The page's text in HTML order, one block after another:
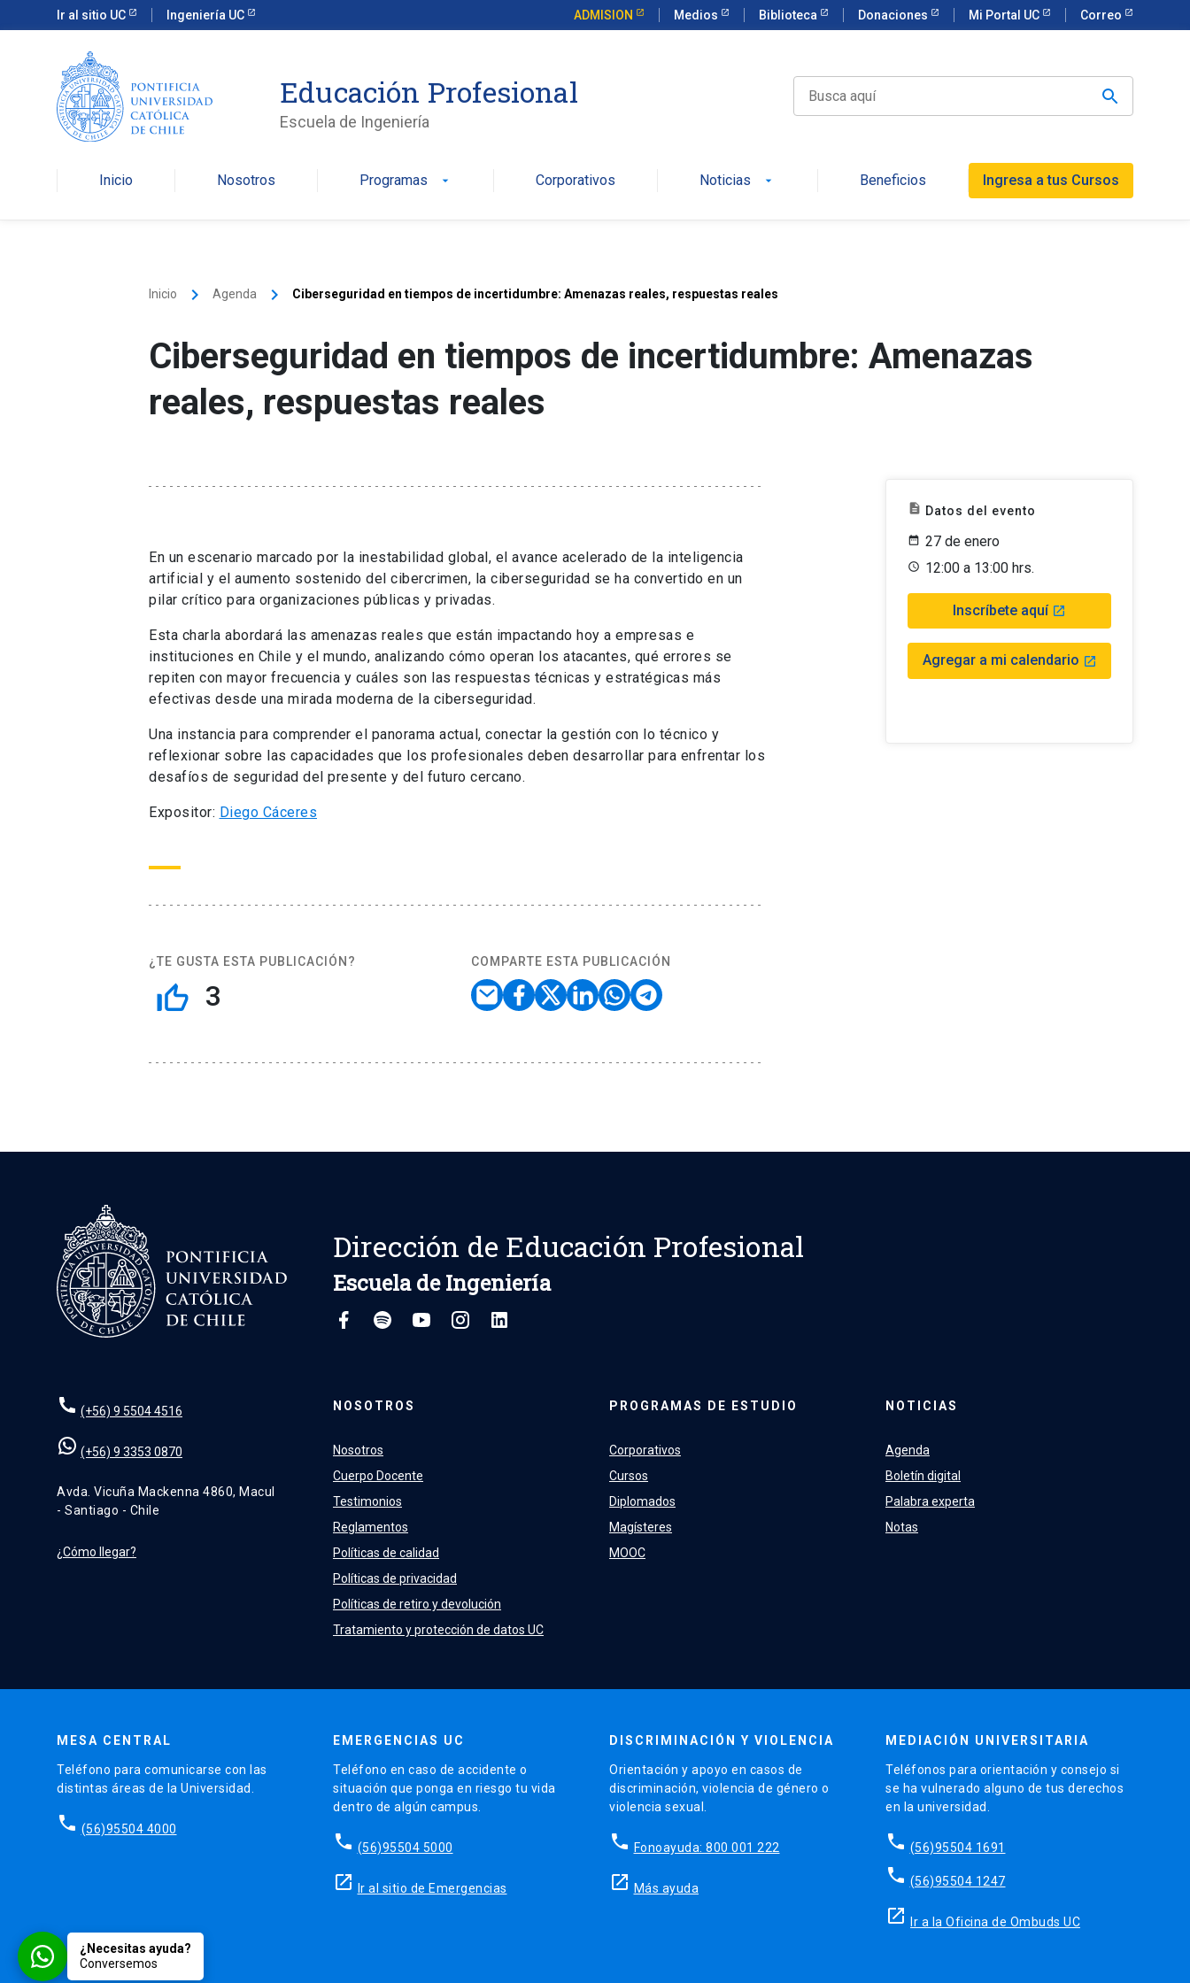
Ir al sitio UC Ingeniería UC ADMISION Medios Biblioteca Donaciones Mi Portal UC Correo
Educación Profesional
Escuela de Ingeniería
Inicio Nosotros Programas arrow_drop_down Corporativos Noticias arrow_drop_down Beneficios Ingresa a tus Cursos
Inicio keyboard_arrow_right Agenda keyboard_arrow_right Ciberseguridad en tiempos de incertidumbre: Amenazas reales, respuestas reales
Ciberseguridad en tiempos de incertidumbre: Amenazas
reales, respuestas reales
En un escenario marcado por la inestabilidad global, el avance acelerado de la inteligencia
artificial y el aumento sostenido del cibercrimen, la ciberseguridad se ha convertido en un
pilar crítico para organizaciones públicas y privadas.
Esta charla abordará las amenazas reales que están impactando hoy a empresas e
instituciones en Chile y el mundo, analizando cómo operan los atacantes, qué errores se
repiten con mayor frecuencia y cuáles son las respuestas técnicas y estratégicas más
efectivas desde una mirada moderna de la ciberseguridad.
Una instancia para comprender el panorama actual, conectar la gestión con lo técnico y
reflexionar sobre las capacidades que los profesionales deben desarrollar para enfrentar los
desafíos de seguridad del presente y del futuro cercano.
Expositor: Diego Cáceres
¿TE GUSTA ESTA PUBLICACIÓN?
thumb_up_off_alt 3
COMPARTE ESTA PUBLICACIÓN
description Datos del evento
27 de enero
12:00 a 13:00 hrs.
Inscríbete aquí launch
Agregar a mi calendario launch
Dirección de Educación Profesional
Escuela de Ingeniería
(+56) 9 5504 4516
(+56) 9 3353 0870
Avda. Vicuña Mackenna 4860, Macul
- Santiago - Chile
¿Cómo llegar?
NOSOTROS
Nosotros
Cuerpo Docente
Testimonios
Reglamentos
Políticas de calidad
Políticas de privacidad
Políticas de retiro y devolución
Tratamiento y protección de datos UC
PROGRAMAS DE ESTUDIO
Corporativos
Cursos
Diplomados
Magísteres
MOOC
NOTICIAS
Agenda
Boletín digital
Palabra experta
Notas
MESA CENTRAL
Teléfono para comunicarse con las
distintas áreas de la Universidad.
phone (56)95504 4000
EMERGENCIAS UC
Teléfono en caso de accidente o
situación que ponga en riesgo tu vida
dentro de algún campus.
phone (56)95504 5000
launch Ir al sitio de Emergencias
DISCRIMINACIÓN Y VIOLENCIA
Orientación y apoyo en casos de
discriminación, violencia de género o
violencia sexual.
phone Fonoayuda: 800 001 222
launch Más ayuda
MEDIACIÓN UNIVERSITARIA
Teléfonos para orientación y consejo si
se ha vulnerado alguno de tus derechos
en la universidad.
phone (56)95504 1691
phone (56)95504 1247
launch Ir a la Oficina de Ombuds UC
¿Necesitas ayuda?
Conversemos